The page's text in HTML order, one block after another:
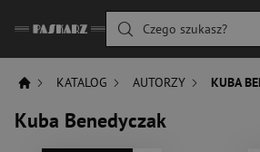
Czego szukasz?
KATALOG AUTORZY KUBA
Kuba Benedyczak